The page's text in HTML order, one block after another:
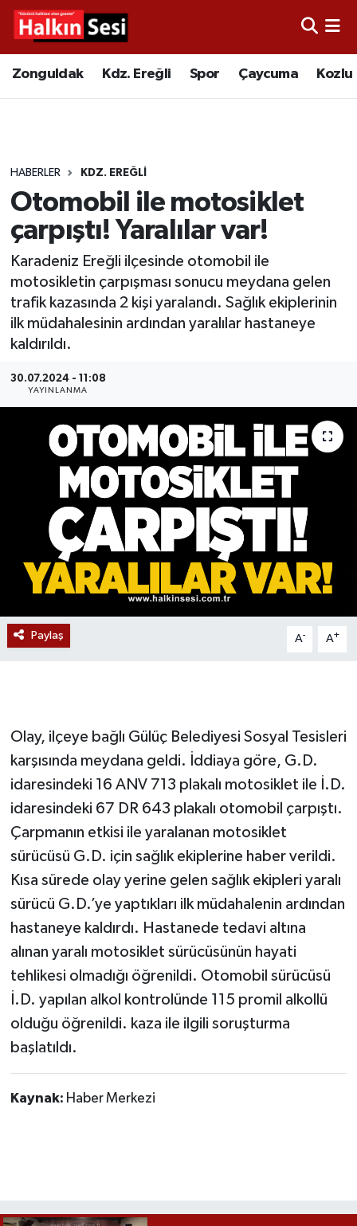
Zonguldak Kdz. Ereğli Spor Çaycuma Kozlu
HABERLER KDZ. EREĞLI
Otomobil ile motosiklet
çarpıştı! Yaralılar var!
Karadeniz Ereğli ilçesinde otomobil ile
motosikletin çarpışması sonucu meydana gelen
trafik kazasında 2 kişi yaralandı. Sağlık ekiplerinin
ilk müdahalesinin ardından yaralılar hastaneye
kaldırıldı.
30.07.2024 - 11:08
YAYINLANMA
Paylaş A- A+
Olay, ilçeye bağlı Gülüç Belediyesi Sosyal Tesisleri
karşısında meydana geldi. İddiaya göre, G.D.
idaresindeki 16 ANV 713 plakalı motosiklet ile İ.D.
idaresindeki 67 DR 643 plakalı otomobil çarpıştı.
Çarpmanın etkisi ile yaralanan motosiklet
sürücüsü G.D. için sağlık ekiplerine haber verildi.
Kısa sürede olay yerine gelen sağlık ekipleri yaralı
sürücü G.D.’ye yaptıkları ilk müdahalenin ardından
hastaneye kaldırdı. Hastanede tedavi altına
alınan yaralı motosiklet sürücüsünün hayati
tehlikesi olmadığı öğrenildi. Otomobil sürücüsü
İ.D. yapılan alkol kontrolünde 115 promil alkollü
olduğu öğrenildi. kaza ile ilgili soruşturma
başlatıldı.
Kaynak: Haber Merkezi
Video
Çaycuma
Alaplı
Asayiş
Bartın
Karabük
Devrek
Bolu
ÇEVRE
BİLİM VE TEKNOLOJİ
DUNYA
Düzce
Eğitim
GÜNDEM
İş ilanı
Kilimli
Kültür - Sanat
MAGAZİN
Politika
Resmi İlan
Röportaj
Merkez Hava Durumu
Tüm Manşetler
Son Dakika Haberleri
Haber Arşivi